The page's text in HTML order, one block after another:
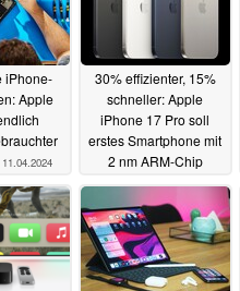
iPhone-
Apple
11.04.2024
30% effizienter, 15%
schneller: Apple
iPhone 17 Pro soll
erstes Smartphone mit
2 nm ARM-Chip
11.04.2024